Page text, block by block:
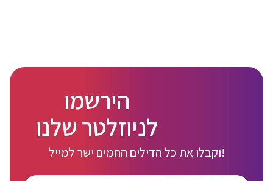
הירשמו
לניוזלטר שלנו
וקבלו את כל הדילים החמים ישר למייל!